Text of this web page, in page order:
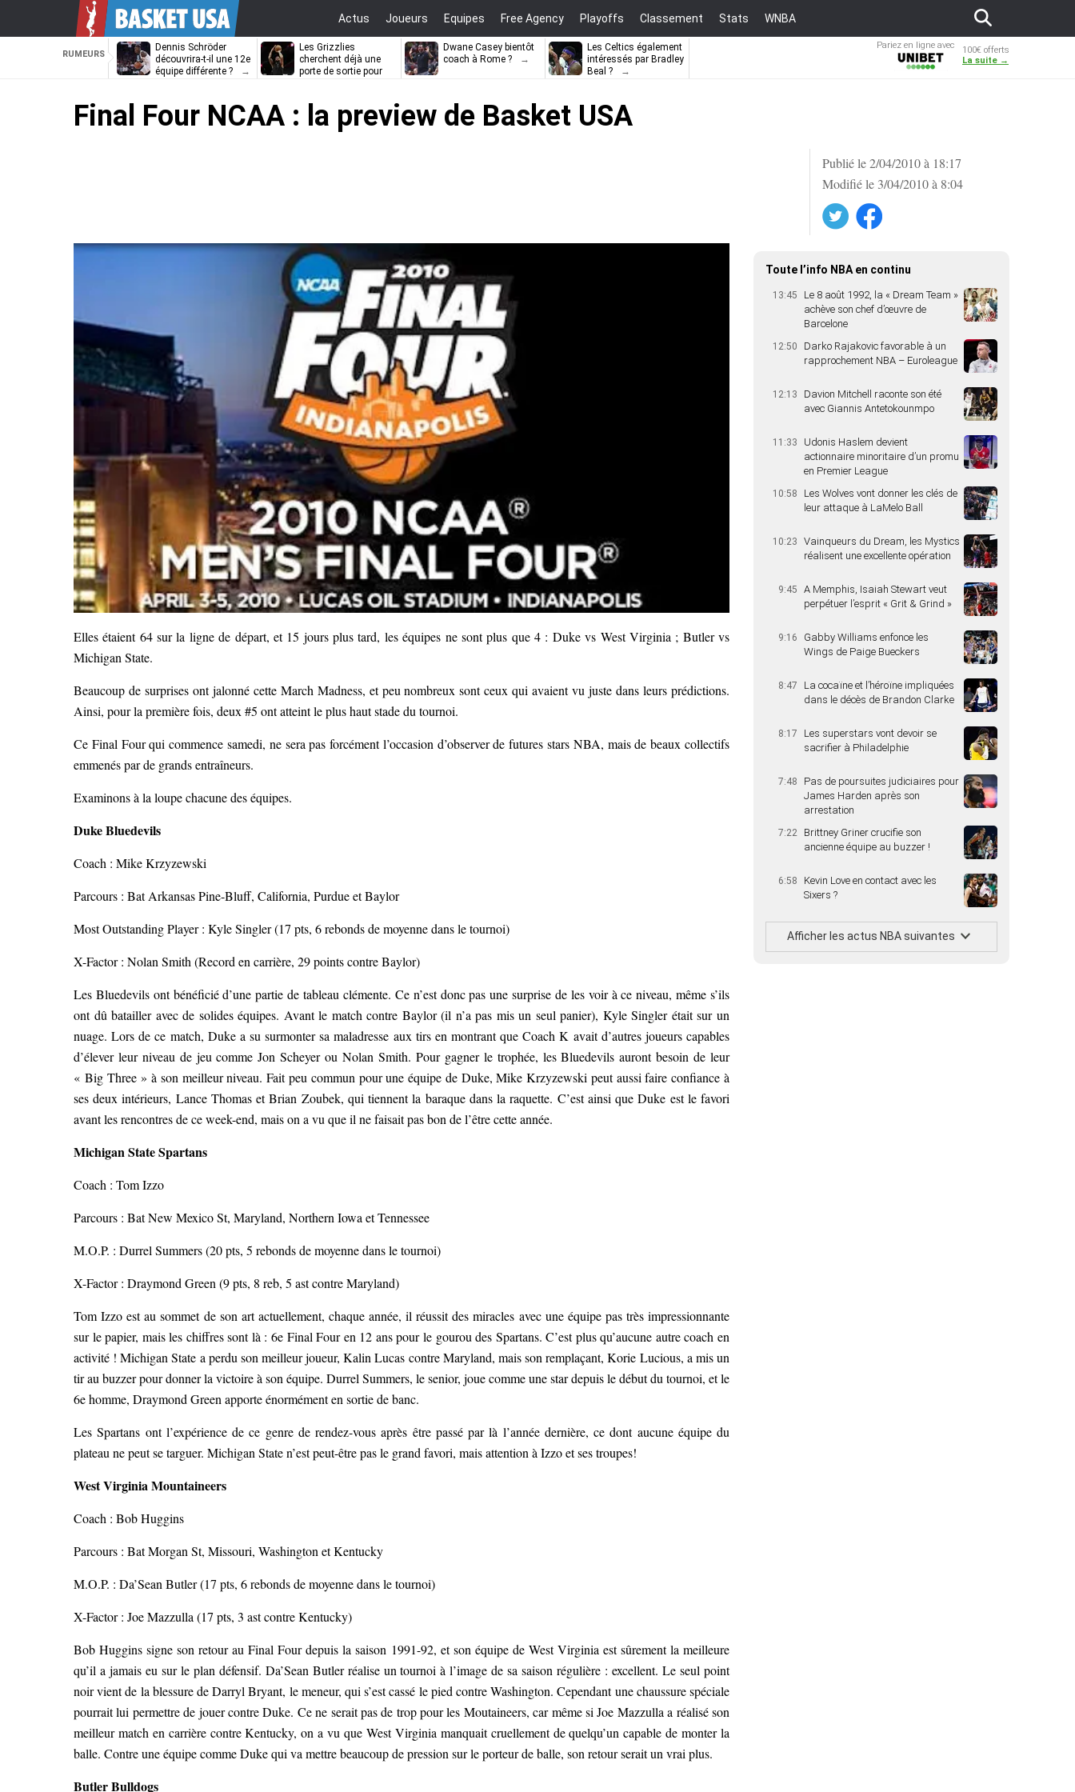
Actus Joueurs Equipes Free Agency Playoffs Classement Stats WNBA
RUMEURS
Dennis Schröder
découvrira-t-il une 12e
équipe différente ?
Les Grizzlies
cherchent déjà une
porte de sortie pour
Dwane Casey bientôt
coach à Rome ?
Les Celtics également
intéressés par Bradley
Beal ?
Pariez en ligne avec
100€ offerts
La suite →
Final Four NCAA : la preview de Basket USA
Publié le 2/04/2010 à 18:17
Modifié le 3/04/2010 à 8:04
Facebook
Elles étaient 64 sur la ligne de départ, et 15 jours plus tard, les équipes ne sont plus que 4 : Duke vs West Virginia ; Butler vs
Michigan State.
Beaucoup de surprises ont jalonné cette March Madness, et peu nombreux sont ceux qui avaient vu juste dans leurs prédictions.
Ainsi, pour la première fois, deux #5 ont atteint le plus haut stade du tournoi.
Ce Final Four qui commence samedi, ne sera pas forcément l’occasion d’observer de futures stars NBA, mais de beaux collectifs
emmenés par de grands entraîneurs.
Examinons à la loupe chacune des équipes.
Duke Bluedevils
Coach : Mike Krzyzewski
Parcours : Bat Arkansas Pine-Bluff, California, Purdue et Baylor
Most Outstanding Player : Kyle Singler (17 pts, 6 rebonds de moyenne dans le tournoi)
X-Factor : Nolan Smith (Record en carrière, 29 points contre Baylor)
Les Bluedevils ont bénéficié d’une partie de tableau clémente. Ce n’est donc pas une surprise de les voir à ce niveau, même s’ils
ont dû batailler avec de solides équipes. Avant le match contre Baylor (il n’a pas mis un seul panier), Kyle Singler était sur un
nuage. Lors de ce match, Duke a su surmonter sa maladresse aux tirs en montrant que Coach K avait d’autres joueurs capables
d’élever leur niveau de jeu comme Jon Scheyer ou Nolan Smith. Pour gagner le trophée, les Bluedevils auront besoin de leur
« Big Three » à son meilleur niveau. Fait peu commun pour une équipe de Duke, Mike Krzyzewski peut aussi faire confiance à
ses deux intérieurs, Lance Thomas et Brian Zoubek, qui tiennent la baraque dans la raquette. C’est ainsi que Duke est le favori
avant les rencontres de ce week-end, mais on a vu que il ne faisait pas bon de l’être cette année.
Michigan State Spartans
Coach : Tom Izzo
Parcours : Bat New Mexico St, Maryland, Northern Iowa et Tennessee
M.O.P. : Durrel Summers (20 pts, 5 rebonds de moyenne dans le tournoi)
X-Factor : Draymond Green (9 pts, 8 reb, 5 ast contre Maryland)
Tom Izzo est au sommet de son art actuellement, chaque année, il réussit des miracles avec une équipe pas très impressionnante
sur le papier, mais les chiffres sont là : 6e Final Four en 12 ans pour le gourou des Spartans. C’est plus qu’aucune autre coach en
activité ! Michigan State a perdu son meilleur joueur, Kalin Lucas contre Maryland, mais son remplaçant, Korie Lucious, a mis un
tir au buzzer pour donner la victoire à son équipe. Durrel Summers, le senior, joue comme une star depuis le début du tournoi, et le
6e homme, Draymond Green apporte énormément en sortie de banc.
Les Spartans ont l’expérience de ce genre de rendez-vous après être passé par là l’année dernière, ce dont aucune équipe du
plateau ne peut se targuer. Michigan State n’est peut-être pas le grand favori, mais attention à Izzo et ses troupes!
West Virginia Mountaineers
Coach : Bob Huggins
Parcours : Bat Morgan St, Missouri, Washington et Kentucky
M.O.P. : Da’Sean Butler (17 pts, 6 rebonds de moyenne dans le tournoi)
X-Factor : Joe Mazzulla (17 pts, 3 ast contre Kentucky)
Bob Huggins signe son retour au Final Four depuis la saison 1991-92, et son équipe de West Virginia est sûrement la meilleure
qu’il a jamais eu sur le plan défensif. Da’Sean Butler réalise un tournoi à l’image de sa saison régulière : excellent. Le seul point
noir vient de la blessure de Darryl Bryant, le meneur, qui s’est cassé le pied contre Washington. Cependant une chaussure spéciale
pourrait lui permettre de jouer contre Duke. Ce ne serait pas de trop pour les Moutaineers, car même si Joe Mazzulla a réalisé son
meilleur match en carrière contre Kentucky, on a vu que West Virginia manquait cruellement de quelqu’un capable de monter la
balle. Contre une équipe comme Duke qui va mettre beaucoup de pression sur le porteur de balle, son retour serait un vrai plus.
Butler Bulldogs
Toute l’info NBA en continu
13:45
Le 8 août 1992, la « Dream Team »
achève son chef d’œuvre de
Barcelone
12:50
Darko Rajakovic favorable à un
rapprochement NBA – Euroleague
12:13
Davion Mitchell raconte son été
avec Giannis Antetokounmpo
11:33
Udonis Haslem devient
actionnaire minoritaire d’un promu
en Premier League
10:58
Les Wolves vont donner les clés de
leur attaque à LaMelo Ball
10:23
Vainqueurs du Dream, les Mystics
réalisent une excellente opération
9:45
A Memphis, Isaiah Stewart veut
perpétuer l’esprit « Grit & Grind »
9:16
Gabby Williams enfonce les
Wings de Paige Bueckers
8:47
La cocaïne et l’héroïne impliquées
dans le décès de Brandon Clarke
8:17
Les superstars vont devoir se
sacrifier à Philadelphie
7:48
Pas de poursuites judiciaires pour
James Harden après son
arrestation
7:22
Brittney Griner crucifie son
ancienne équipe au buzzer !
6:58
Kevin Love en contact avec les
Sixers ?
Afficher les actus NBA suivantes